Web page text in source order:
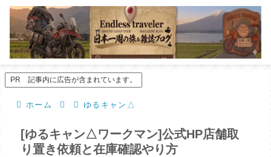
PR 記事内に広告が含まれています。
ホーム ゆるキャン△
[ゆるキャン△ワークマン]公式HP店舗取
り置き依頼と在庫確認やり方